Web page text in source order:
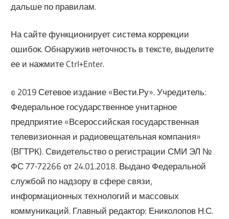
дальше по правилам.
На сайте функционирует система коррекции
ошибок. Обнаружив неточность в тексте, выделите
ее и нажмите Ctrl+Enter.
© 2019 Сетевое издание «Вести.Ру». Учредитель:
Федеральное государственное унитарное
предприятие «Всероссийская государственная
телевизионная и радиовещательная компания»
(ВГТРК). Свидетельство о регистрации СМИ ЭЛ №
ФС 77-72266 от 24.01.2018. Выдано Федеральной
службой по надзору в сфере связи,
информационных технологий и массовых
коммуникаций. Главный редактор: Ениколопов Н.С.